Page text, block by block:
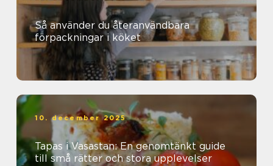
Så använder du återanvändbara
förpackningar i köket
10. december 2025
Tapas i Vasastan: En genomtänkt guide
till små rätter och stora upplevelser